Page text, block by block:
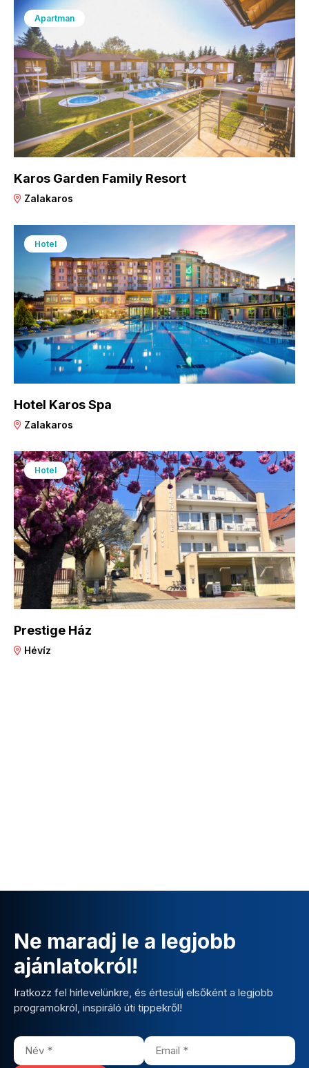
Apartman
Karos Garden Family Resort
Zalakaros
Hotel
Hotel Karos Spa
Zalakaros
Hotel
Prestige Ház
Hévíz
Ne maradj le a legjobb
ajánlatokról!
Iratkozz fel hírlevelünkre, és értesülj elsőként a legjobb
programokról, inspiráló úti tippekről!